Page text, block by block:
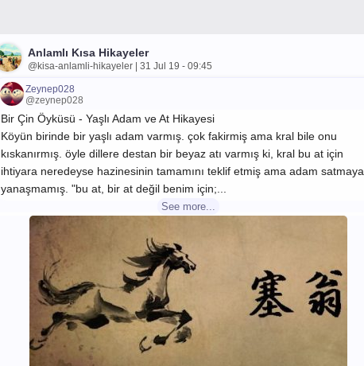
Anlamlı Kısa Hikayeler
@kisa-anlamli-hikayeler | 31 Jul 19 - 09:45
Zeynep028
@zeynep028
Bir Çin Öyküsü - Yaşlı Adam ve At Hikayesi
Köyün birinde bir yaşlı adam varmış. çok fakirmiş ama kral bile onu
kıskanırmış. öyle dillere destan bir beyaz atı varmış ki, kral bu at için
ihtiyara neredeyse hazinesinin tamamını teklif etmiş ama adam satmaya
yanaşmamış. "bu at, bir at değil benim için;...
See more...